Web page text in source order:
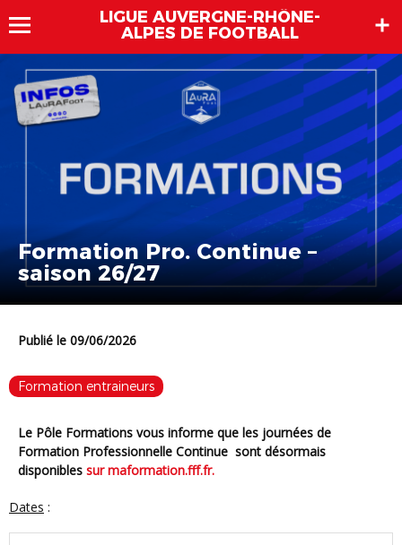
LIGUE AUVERGNE-RHÔNE-
ALPES DE FOOTBALL
Formation Pro. Continue –
saison 26/27
Publié le 09/06/2026
Formation entraineurs
Le Pôle Formations vous informe que les journées de
Formation Professionnelle Continue sont désormais
disponibles sur maformation.fff.fr.
Dates :